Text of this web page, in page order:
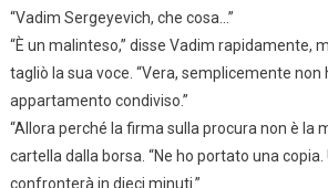
“Vadim Sergeyevich, che cosa…”
“È un malinteso,” disse Vadim rapidamente,
tagliò la sua voce. “Vera, semplicemente non
appartamento condiviso.”
“Allora perché la firma sulla procura non è la
cartella dalla borsa. “Ne ho portato una
confronterà in dieci minuti.”